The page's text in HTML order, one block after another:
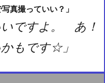
真撮っていい？」
ですよ。 あ！
もです☆」